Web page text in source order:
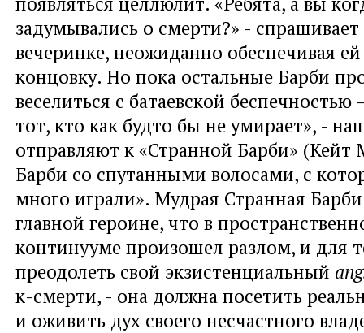
задумывались о смерти?» -
вечеринке, неожиданно обеспечивая
концовку. Но пока остальные Барби
веселиться с батаевской беспечностью
тот, кто как будто бы не умирает», -
отправляют к «Странной Барби» (Кейт
Барби со спутанными волосами, с
много играли». Мудрая Странная
главной героине, что в
континууме произошел разлом, и для
преодолеть свой экзистенциальный
к-смерти, - она должна посетить
и оживить дух своего несчастного